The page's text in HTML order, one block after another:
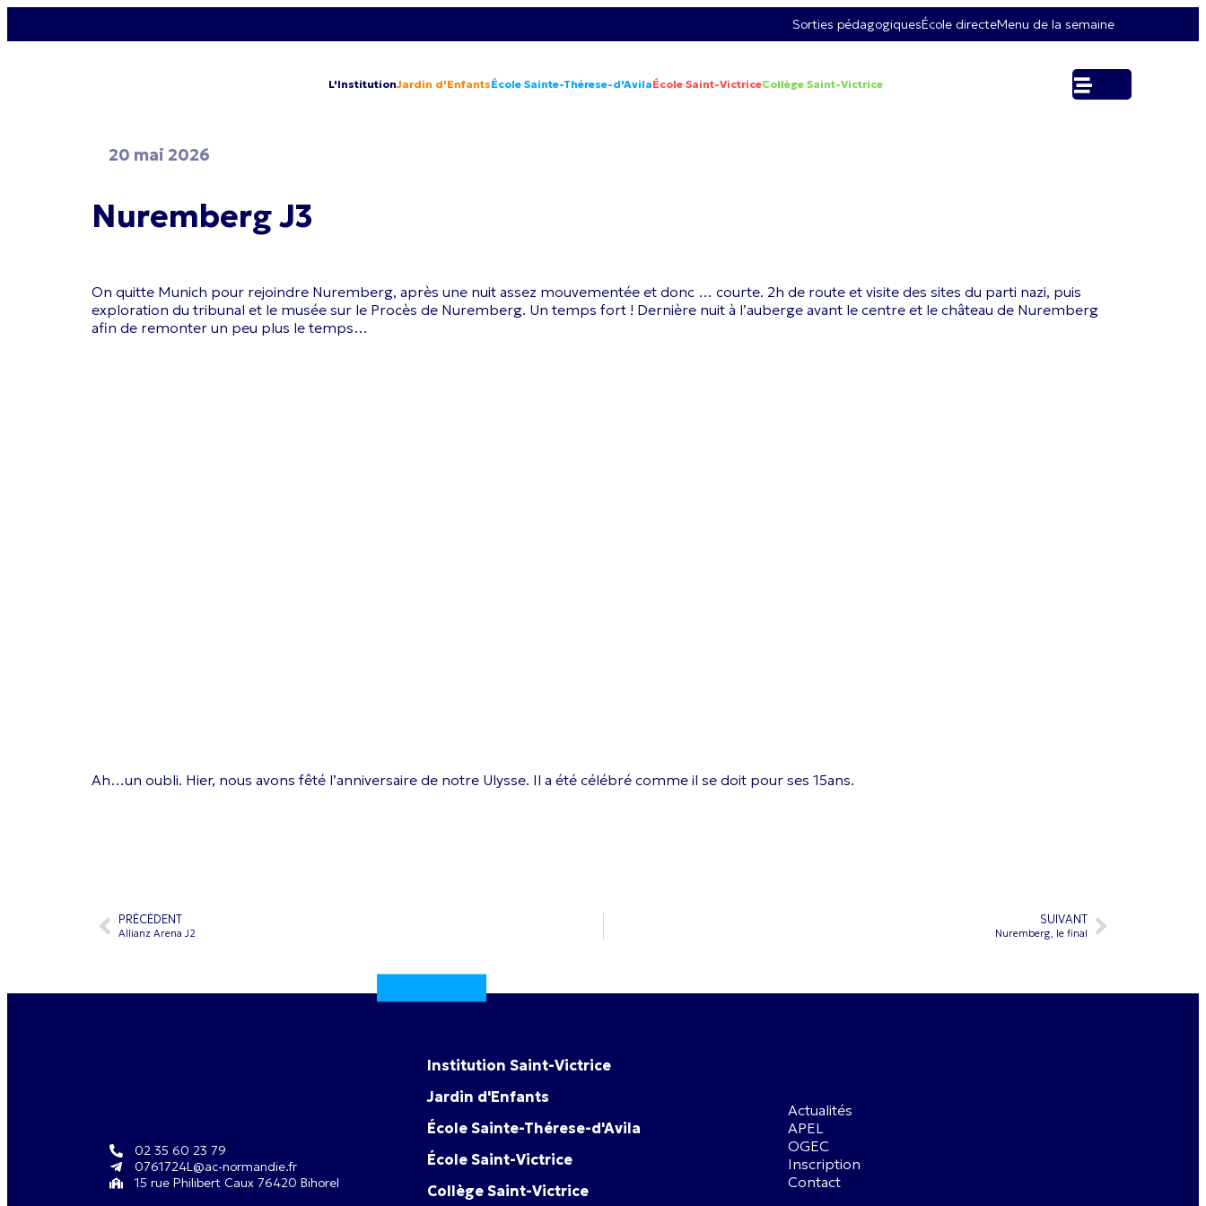
Sorties pédagogiquesÉcole directeMenu de la semaine
L'InstitutionJardin d'EnfantsÉcole Sainte-Thérese-d'AvilaÉcole Saint-VictriceCollège Saint-Victrice
20 mai 2026
Nuremberg J3
On quitte Munich pour rejoindre Nuremberg, après une nuit assez mouvementée et donc … courte. 2h de route et visite des sites du parti nazi, puis
exploration du tribunal et le musée sur le Procès de Nuremberg. Un temps fort ! Dernière nuit à l’auberge avant le centre et le château de Nuremberg
afin de remonter un peu plus le temps…
Ah…un oubli. Hier, nous avons fêté l’anniversaire de notre Ulysse. Il a été célébré comme il se doit pour ses 15ans.
PRÉCÉDENT
Allianz Arena J2
SUIVANT
Nuremberg, le final
02 35 60 23 79
0761724L@ac-normandie.fr
15 rue Philibert Caux 76420 Bihorel
Institution Saint-Victrice
Jardin d'Enfants
École Sainte-Thérese-d'Avila
École Saint-Victrice
Collège Saint-Victrice
Actualités
APEL
OGEC
Inscription
Contact